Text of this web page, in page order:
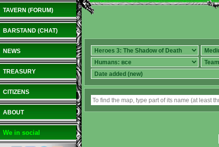
TAVERN (FORUM)
BARSTAND (CHAT)
NEWS
TREASURY
CITIZENS
ABOUT
We in social